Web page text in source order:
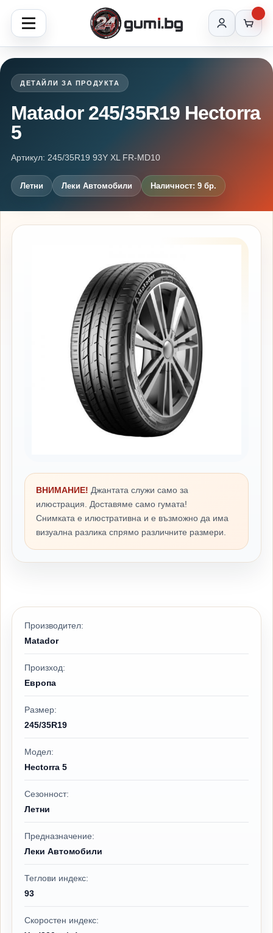
ДЕТАЙЛИ ЗА ПРОДУКТА
Matador 245/35R19 Hectorra
5
Артикул: 245/35R19 93Y XL FR-MD10
Летни Леки Автомобили Наличност: 9 бр.
ВНИМАНИЕ! Джантата служи само за
илюстрация. Доставяме само гумата!
Снимката е илюстративна и е възможно да има
визуална разлика спрямо различните размери.
Производител:
Matador
Произход:
Европа
Размер:
245/35R19
Модел:
Hectorra 5
Сезонност:
Летни
Предназначение:
Леки Автомобили
Теглови индекс:
93
Скоростен индекс: